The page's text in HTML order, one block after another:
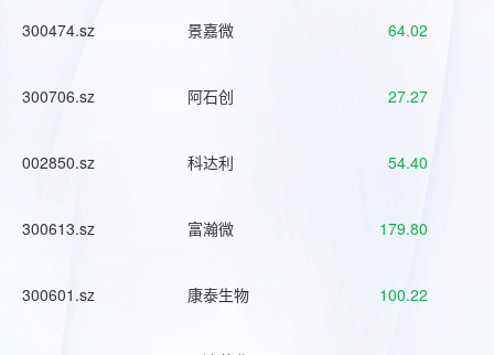
300474.sz 景嘉微 64.02
300706.sz 阿石创 27.27
002850.sz 科达利 54.40
300613.sz 富瀚微 179.80
300601.sz 康泰生物 100.22